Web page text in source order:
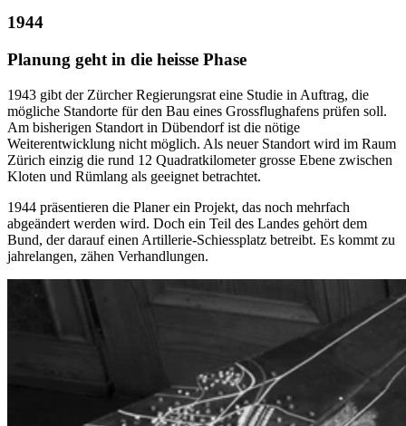
1944
Planung geht in die heisse Phase
1943 gibt der Zürcher Regierungsrat eine Studie in Auftrag, die
mögliche Standorte für den Bau eines Grossflughafens prüfen soll.
Am bisherigen Standort in Dübendorf ist die nötige
Weiterentwicklung nicht möglich. Als neuer Standort wird im Raum
Zürich einzig die rund 12 Quadratkilometer grosse Ebene zwischen
Kloten und Rümlang als geeignet betrachtet.
1944 präsentieren die Planer ein Projekt, das noch mehrfach
abgeändert werden wird. Doch ein Teil des Landes gehört dem
Bund, der darauf einen Artillerie-Schiessplatz betreibt. Es kommt zu
jahrelangen, zähen Verhandlungen.